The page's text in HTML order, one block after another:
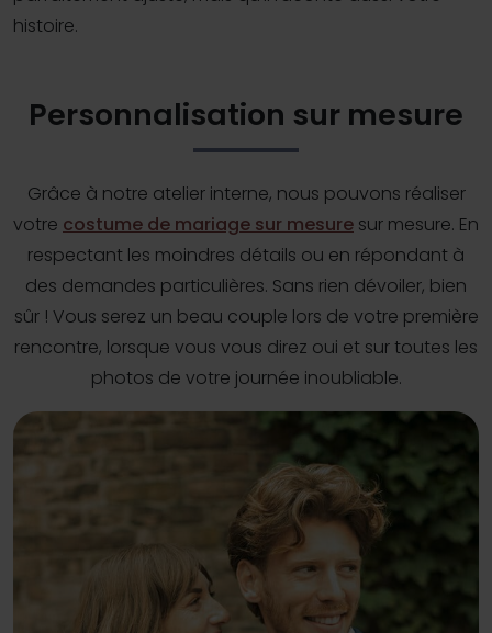
histoire.
Personnalisation sur mesure
Grâce à notre atelier interne, nous pouvons réaliser
votre costume de mariage sur mesure sur mesure. En
respectant les moindres détails ou en répondant à
des demandes particulières. Sans rien dévoiler, bien
sûr ! Vous serez un beau couple lors de votre première
rencontre, lorsque vous vous direz oui et sur toutes les
photos de votre journée inoubliable.